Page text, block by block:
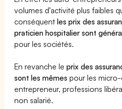
volumes d'activité plus faibles
conséquentles prix des
praticien hospitalier sont
pour les sociétés.
En revanche leprix des
sont les mêmes pour les
entrepreneur, professions
non salarié.